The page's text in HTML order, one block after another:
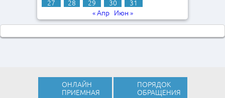
27
28 29 30
31
« Апр
Июн »
ОНЛАЙН
ПРИЕМНАЯ
ПОРЯДОК
ОБРАЩЕНИЯ